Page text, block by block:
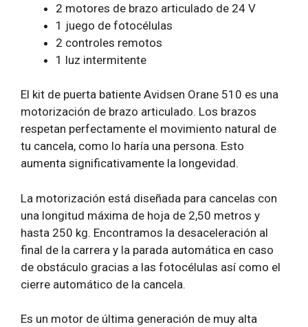
2 motores de brazo articulado de 24 V
1 juego de fotocélulas
2 controles remotos
1 luz intermitente
El kit de puerta batiente Avidsen Orane 510 es una
motorización de brazo articulado. Los brazos
respetan perfectamente el movimiento natural de
tu cancela, como lo haría una persona. Esto
aumenta significativamente la longevidad.
La motorización está diseñada para cancelas con
una longitud máxima de hoja de 2,50 metros y
hasta 250 kg. Encontramos la desaceleración al
final de la carrera y la parada automática en caso
de obstáculo gracias a las fotocélulas así como el
cierre automático de la cancela.
Es un motor de última generación de muy alta